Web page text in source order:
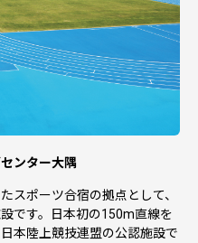
ンター大隅
スポーツ合宿の拠点として、
です。日本初の150m直線を
本陸上競技連盟の公認施設で